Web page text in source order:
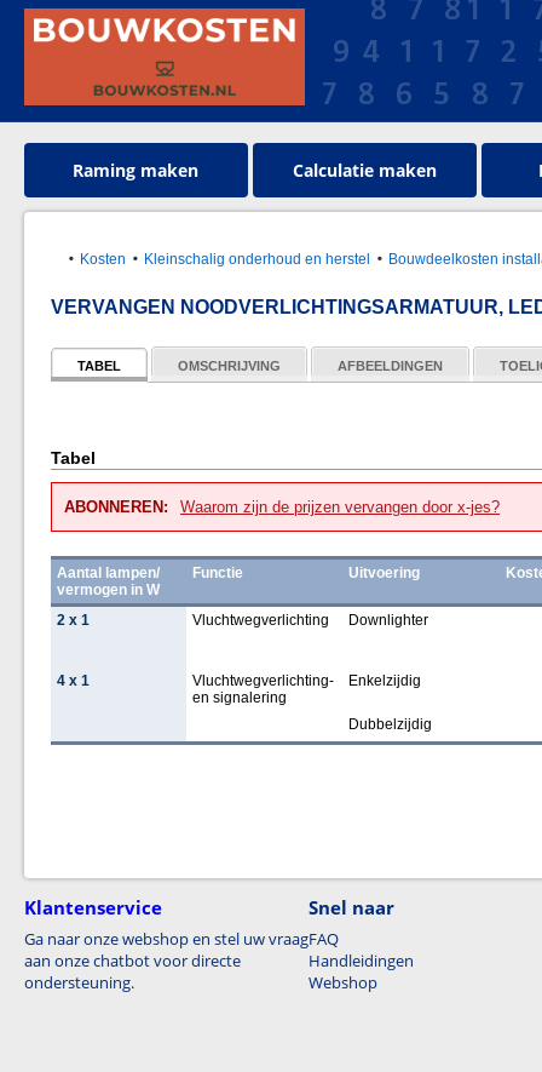
Raming maken Calculatie maken
Kosten Kleinschalig onderhoud en herstel Bouwdeelkosten
VERVANGEN NOODVERLICHTINGSARMATUUR,
TABEL OMSCHRIJVING AFBEELDINGEN
Tabel
ABONNEREN: Waarom zijn de prijzen vervangen door x-jes?
Aantal lampen/
vermogen in W
Functie Uitvoering
2 x 1 Vluchtwegverlichting Downlighter
4 x 1
Vluchtwegverlichting-
en signalering
Enkelzijdig
Dubbelzijdig
Klantenservice
Ga naar onze webshop en stel uw vraag
aan onze chatbot voor directe
ondersteuning.
Snel naar
FAQ
Handleidingen
Webshop